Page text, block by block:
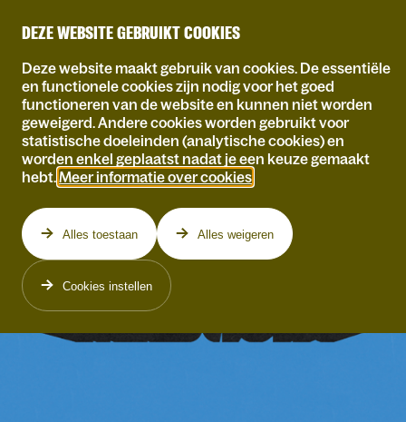
DEZE WEBSITE GEBRUIKT COOKIES
Deze website maakt gebruik van cookies. De essentiële
en functionele cookies zijn nodig voor het goed
functioneren van de website en kunnen niet worden
geweigerd. Andere cookies worden gebruikt voor
statistische doeleinden (analytische cookies) en
worden enkel geplaatst nadat je een keuze gemaakt
hebt. Meer informatie over cookies
Alles toestaan Alles weigeren
Cookies instellen